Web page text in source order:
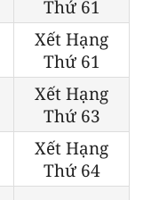
Thứ 61
Xết Hạng
Thứ 61
Xết Hạng
Thứ 63
Xết Hạng
Thứ 64